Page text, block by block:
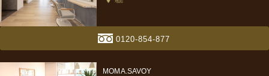
地図
0120-854-877
MOMA.SAVOY